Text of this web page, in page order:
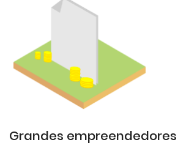
Grandes empreendedores